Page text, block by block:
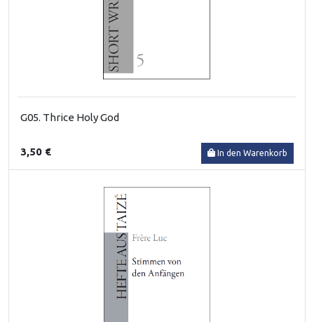
G05. Thrice Holy God
3,50 € In den Warenkorb